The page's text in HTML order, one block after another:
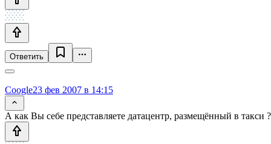
Ответить
Coogle23 фев 2007 в 14:15
А как Вы себе представляете датацентр, размещённый в такси